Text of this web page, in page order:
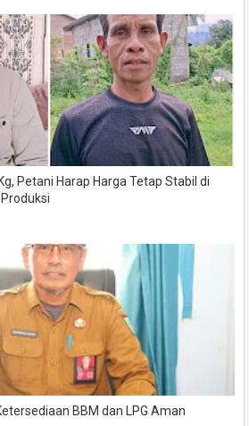
Petani Harap Harga Tetap Stabil di
BBM dan LPG Aman